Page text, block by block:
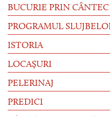
BUCURIE PRIN CÂNTEC
PROGRAMUL
ISTORIA
LOCAȘURI
PELERINAJ
PREDICI